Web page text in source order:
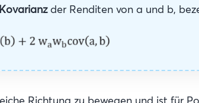
Kovarianzder Renditen von a und b,
Richtung zu bewegen und ist für